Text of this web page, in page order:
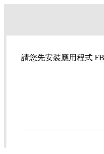
請您先安裝應用程式